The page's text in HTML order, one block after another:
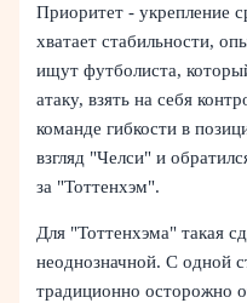
Приоритет - укрепление
хватает стабильности,
ищут футболиста,
атаку, взять на себя
команде гибкости в
взгляд "Челси" и
за "Тоттенхэм".
Для "Тоттенхэма" такая
неоднозначной. С одной
традиционно осторожно